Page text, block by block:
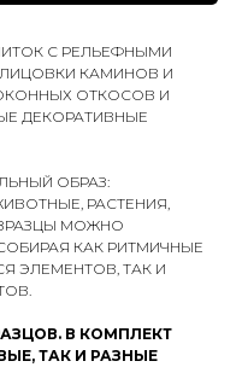
С РЕЛЬЕФНЫМИ
КАМИНОВ И
ОТКОСОВ И
ДЕКОРАТИВНЫЕ
ОБРАЗ:
РАСТЕНИЯ,
МОЖНО
КАК РИТМИЧНЫЕ
ЭЛЕМЕНТОВ, ТАК И
В КОМПЛЕКТ
ТАК И РАЗНЫЕ